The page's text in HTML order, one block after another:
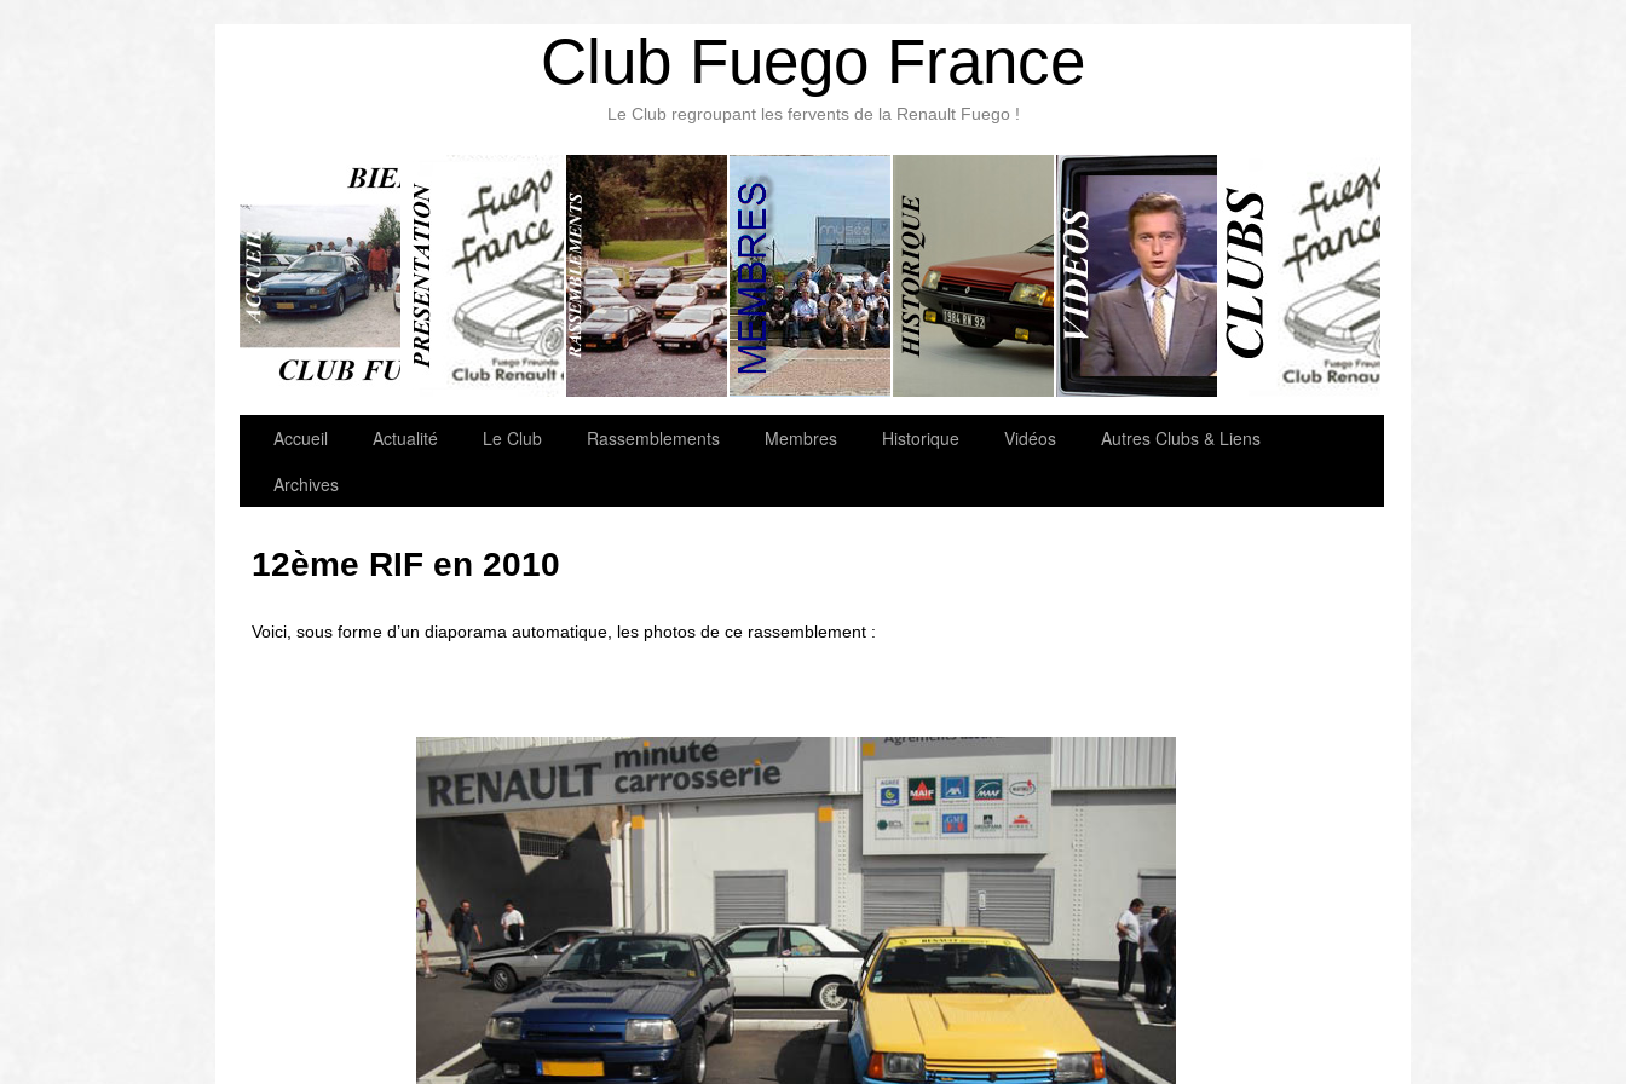
Club Fuego France
Le Club regroupant les fervents de la Renault Fuego !
Accueil Actualité Le Club Rassemblements Membres Historique Vidéos
Autres Clubs & Liens
Archives
12ème RIF en 2010
Voici, sous forme d’un diaporama automatique, les photos de ce rassemblement :